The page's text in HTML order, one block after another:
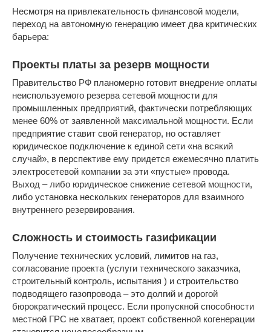
Несмотря на привлекательность финансовой модели,
переход на автономную генерацию имеет два критических
барьера:
Проекты платы за резерв мощности
Правительство РФ планомерно готовит внедрение оплаты
неиспользуемого резерва сетевой мощности для
промышленных предприятий, фактически потребляющих
менее 60% от заявленной максимальной мощности. Если
предприятие ставит свой генератор, но оставляет
юридическое подключение к единой сети «на всякий
случай», в перспективе ему придется ежемесячно платить
электросетевой компании за эти «пустые» провода.
Выход – либо юридическое снижение сетевой мощности,
либо установка нескольких генераторов для взаимного
внутреннего резервирования.
Сложность и стоимость газификации
Получение технических условий, лимитов на газ,
согласование проекта (услуги технического заказчика,
строительный контроль, испытания ) и строительство
подводящего газопровода – это долгий и дорогой
бюрократический процесс. Если пропускной способности
местной ГРС не хватает, проект собственной когенерации